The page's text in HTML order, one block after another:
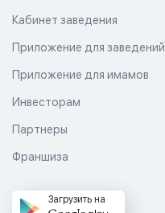
Кабинет заведения
Приложение для заведений
Приложение для имамов
Инвесторам
Партнеры
Франшиза
Загрузить на